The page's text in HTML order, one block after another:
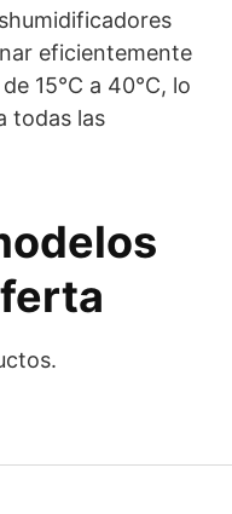
eficientemente
15°C a 40°C, lo
todas las